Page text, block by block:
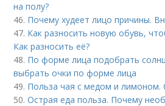
на полу?
46. Почему худеет лицо причины.
47. Как разносить новую обувь,
Как разносить её?
48. По форме лица подобрать
выбрать очки по форме лица
49. Польза чая с медом и лимоном.
50.Острая еда польза. Почему